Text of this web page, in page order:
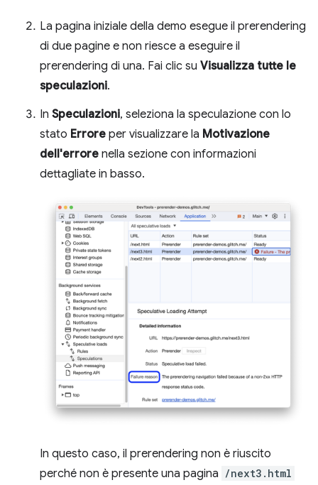
La pagina iniziale della demo esegue il prerendering
di due pagine e non riesce a eseguire il
prerendering di una. Fai clic su Visualizza tutte le
speculazioni.
In Speculazioni, seleziona la speculazione con lo
stato Errore per visualizzare la Motivazione
dell'errore nella sezione con informazioni
dettagliate in basso.
In questo caso, il prerendering non è riuscito
perché non è presente una pagina /next3.html